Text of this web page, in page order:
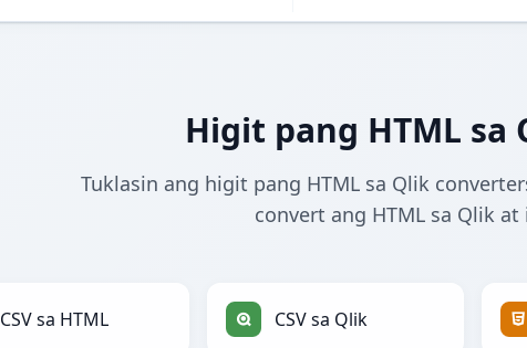
Higit pang HTML
Tuklasin ang higit pang HTML sa Qlik
convert ang HTML sa Qlik
CSV sa HTML CSV sa Qlik